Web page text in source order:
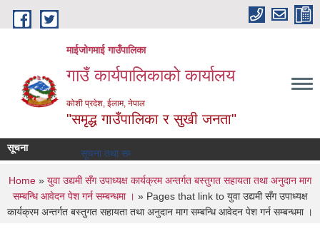
Skip to main content
माईजोगमाई गाउँपालिका
गाउँ कार्यपालिकाको कार्यालय
कोशी प्रदेश, ईलाम, नेपाल
"समृद्ध गाउँपालिका र सुखी जनता"
सूचना सूचना तथा समाचार
You are here
Home » युवा उद्यमी सँग उपाध्यक्ष कार्यक्रम अन्तर्गत बस्तुगत सहायता तथा अनुदान माग
सम्बन्धि आवेदन पेश गर्न सम्बन्धमा । » Pages that link to युवा उद्यमी सँग उपाध्यक्ष
कार्यक्रम अन्तर्गत बस्तुगत सहायता तथा अनुदान माग सम्बन्धि आवेदन पेश गर्न सम्बन्धमा ।